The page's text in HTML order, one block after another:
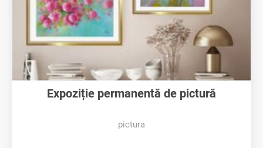
Expoziție permanentă de pictură
pictura